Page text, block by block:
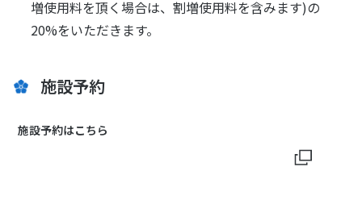
増使用料を頂く場合は、割増使用料を含みます)の
20%をいただきます。
施設予約
施設予約はこちら